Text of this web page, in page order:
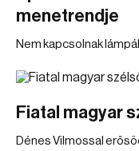
menetrendje
Nem kapcsolnak
Fiatal magyar
Dénes Vilmossal